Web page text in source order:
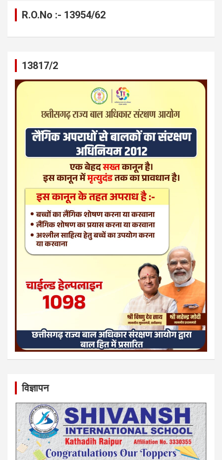
R.O.No :- 13954/62
13817/2
विज्ञापन